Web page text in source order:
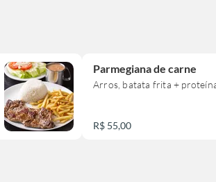
Parmegiana de carne
Arros, batata frita +
R$ 55,00